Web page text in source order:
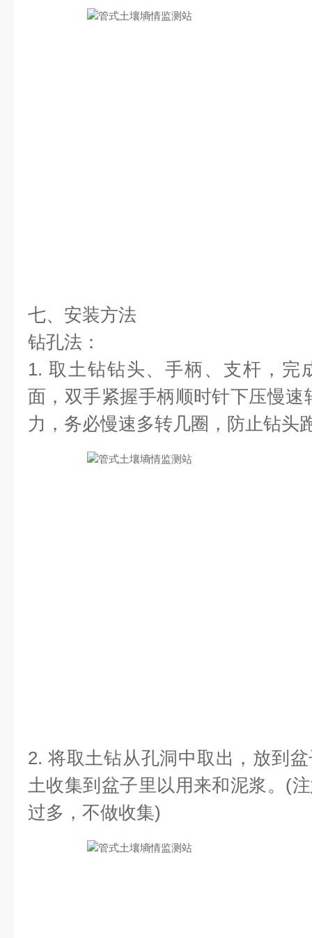
七、安装方法
钻孔法：
1. 取土钻钻头、手柄、支杆，完
面，双手紧握手柄顺时针下压慢
力，务必慢速多转几圈，防止钻头
2. 将取土钻从孔洞中取出，放到
土收集到盆子里以用来和泥浆。(
过多，不做收集)